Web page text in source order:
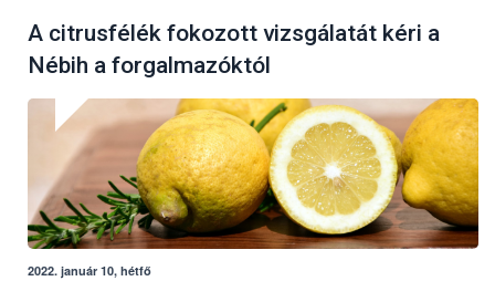
A citrusfélék fokozott vizsgálatát kéri a
Nébih a forgalmazóktól
2022. január 10, hétfő